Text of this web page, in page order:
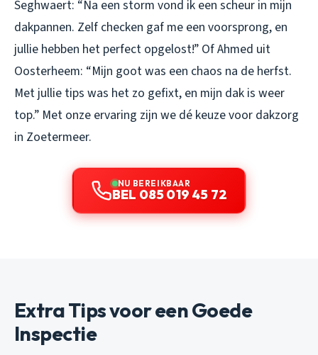
Seghwaert: “Na een storm vond ik een scheur in mijn
dakpannen. Zelf checken gaf me een voorsprong, en
jullie hebben het perfect opgelost!” Of Ahmed uit
Oosterheem: “Mijn goot was een chaos na de herfst.
Met jullie tips was het zo gefixt, en mijn dak is weer
top.” Met onze ervaring zijn we dé keuze voor dakzorg
in Zoetermeer.
NU BEREIKBAAR
BEL 085 019 45 72
Extra Tips voor een Goede
Inspectie